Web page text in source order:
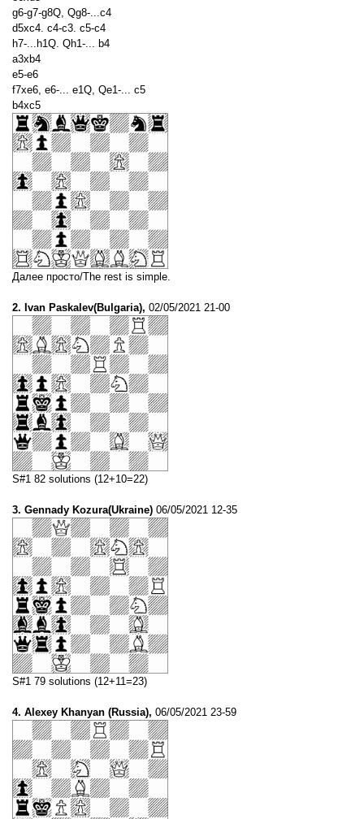
g6-g7-g8Q, Qg8-...c4
d5xc4. c4-c3. c5-c4
h7-...h1Q. Qh1-... b4
a3xb4
e5-e6
f7xe6, e6-... e1Q, Qe1-... c5
b4xc5
Далее просто/The rest is simple.
2. Ivan Paskalev(Bulgaria), 02/05/2021 21-00
S#1 82 solutions (12+10=22)
3. Gennady Kozura(Ukraine) 06/05/2021 12-35
S#1 79 solutions (12+11=23)
4. Alexey Khanyan (Russia), 06/05/2021 23-59